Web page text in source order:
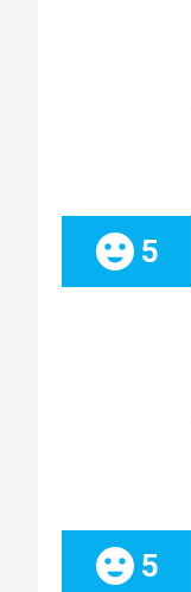
Celkom:
5
Celkom:
5